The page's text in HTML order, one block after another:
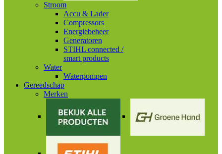
Stroom
Accu & Lader
Compressors
Energiebeheer
Generatoren
STIHL connected /
smart products
Water
Waterpompen
Gereedschap
Merken